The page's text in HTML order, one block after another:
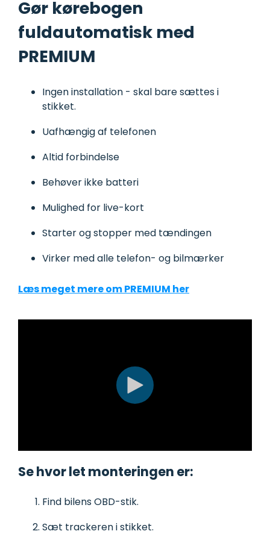
Gør kørebogen
fuldautomatisk med
PREMIUM
Ingen installation - skal bare sættes i
stikket.
Uafhængig af telefonen
Altid forbindelse
Behøver ikke batteri
Mulighed for live-kort
Starter og stopper med tændingen
Virker med alle telefon- og bilmærker
Læs meget mere om PREMIUM her
Se hvor let monteringen er:
Find bilens OBD-stik.
Sæt trackeren i stikket.